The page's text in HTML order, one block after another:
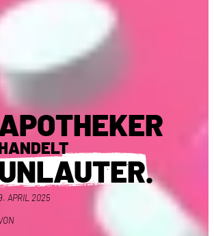
.
APRIL 2025